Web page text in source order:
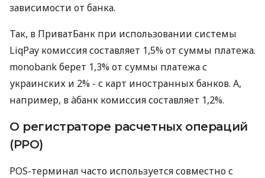
зависимости от банка.
Так, в ПриватБанк при использовании системы
LiqPay комиссия составляет 1,5% от суммы платежа.
monobank берет 1,3% от суммы платежа с
украинских и 2% - с карт иностранных банков. А,
например, в àбанк комиссия составляет 1,2%.
О регистраторе расчетных операций
(РРО)
POS-терминал часто используется совместно с